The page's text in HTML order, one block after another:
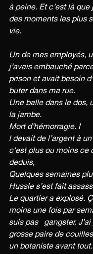
à peine. Et c’est là que
des moments les plus
vie.
Un de mes employés,
j’avais embauché
prison et avait besoin
buter dans ma rue.
Une balle dans le dos,
la jambe.
Mort d’hémorragie. I
l devait de l’argent à
c'est plus ou moins ce
deduis,
Quelques semaines
Hussle s’est fait
Le quartier a explosé.
moins une fois par
suis pas   gangster.
grosse paire de
un botaniste avant tout.